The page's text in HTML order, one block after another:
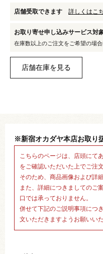
店舗受取できます 詳しくはこ
お取り寄せ申し込みサービス対
在庫数以上のご注文をご希望の場合
※新宿オカダヤ本店お取り
こちらのページは、店頭にて
をご確認いただいた上でご注
そのため、商品画像および詳
また、詳細につきましてのご
口では承っておりません。
併せて下記のご説明事項につ
文いただきますようお願いいた